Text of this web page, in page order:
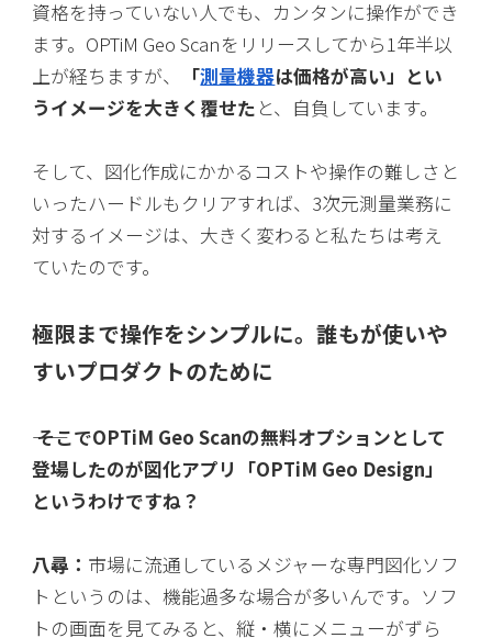
資格を持っていない人でも、カンタンに操作ができ
ます。OPTiM Geo Scanをリリースしてから1年半以
上が経ちますが、
「測量機器は価格が高い」とい
うイメージを大きく覆せた と、自負しています。
そして、図化作成にかかるコストや操作の難しさと
いったハードルもクリアすれば、3次元測量業務に
対するイメージは、大きく変わると私たちは考え
ていたのです。
極限まで操作をシンプルに。誰もが使いや
すいプロダクトのために
―― そこでOPTiM Geo Scanの無料オプションとして
登場したのが図化アプリ「OPTiM Geo Design」
というわけですね？
八尋： 市場に流通しているメジャーな専門図化ソフ
トというのは、機能過多な場合が多いんです。ソフ
トの画面を見てみると、縦・横にメニューがずら